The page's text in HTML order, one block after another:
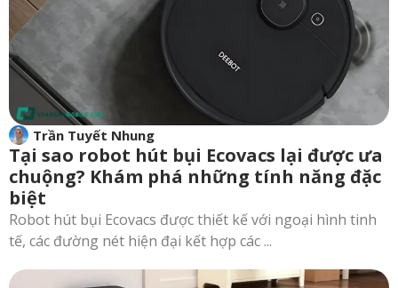
Trần Tuyết Nhung
Tại sao robot hút bụi Ecovacs lại được ưa
chuộng? Khám phá những tính năng đặc
biệt
Robot hút bụi Ecovacs được thiết kế với ngoại hình tinh
tế, các đường nét hiện đại kết hợp các ...